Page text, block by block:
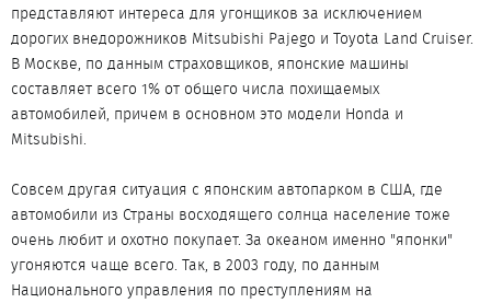
представляют интереса для угонщиков за исключением
дорогих внедорожников Mitsubishi Pajego и Toyota Land Cruiser.
В Москве, по данным страховщиков, японские машины
составляет всего 1% от общего числа похищаемых
автомобилей, причем в основном это модели Honda и
Mitsubishi.
Совсем другая ситуация с японским автопарком в США, где
автомобили из Страны восходящего солнца население тоже
очень любит и охотно покупает. За океаном именно "японки"
угоняются чаще всего. Так, в 2003 году, по данным
Национального управления по преступлениям на